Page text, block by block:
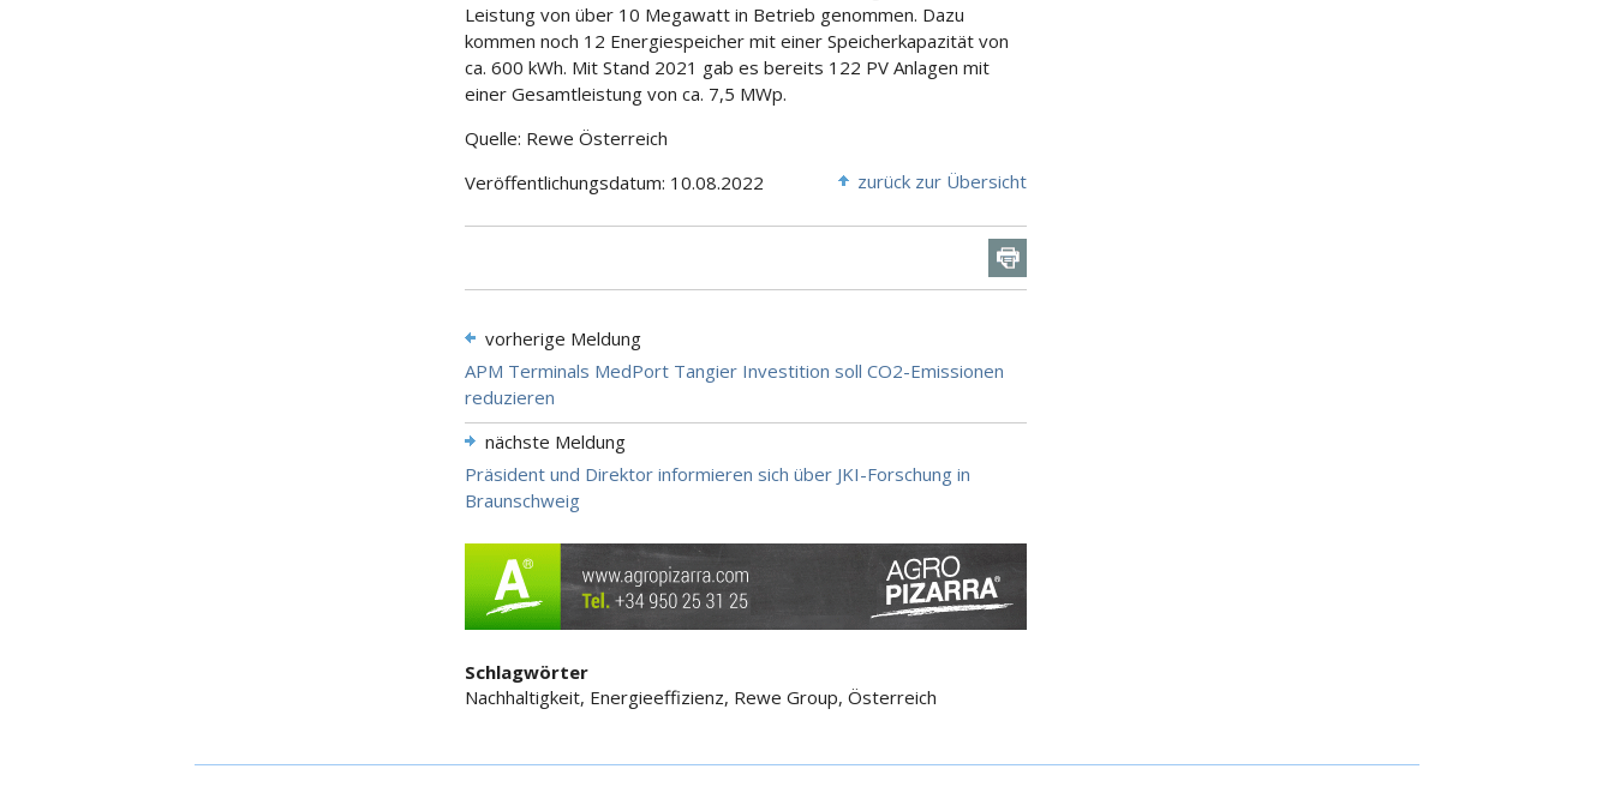
Leistung von über 10 Megawatt in Betrieb genommen. Dazu
kommen noch 12 Energiespeicher mit einer Speicherkapazität von
ca. 600 kWh. Mit Stand 2021 gab es bereits 122 PV Anlagen mit
einer Gesamtleistung von ca. 7,5 MWp.
Quelle: Rewe Österreich
Veröffentlichungsdatum: 10.08.2022
zurück zur Übersicht
vorherige Meldung
APM Terminals MedPort Tangier Investition soll CO2-Emissionen
reduzieren
nächste Meldung
Präsident und Direktor informieren sich über JKI-Forschung in
Braunschweig
Schlagwörter
Nachhaltigkeit, Energieeffizienz, Rewe Group, Österreich